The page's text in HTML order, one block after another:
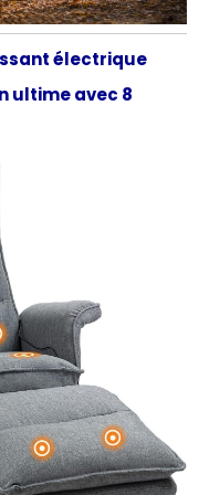
électrique
ultime avec 8